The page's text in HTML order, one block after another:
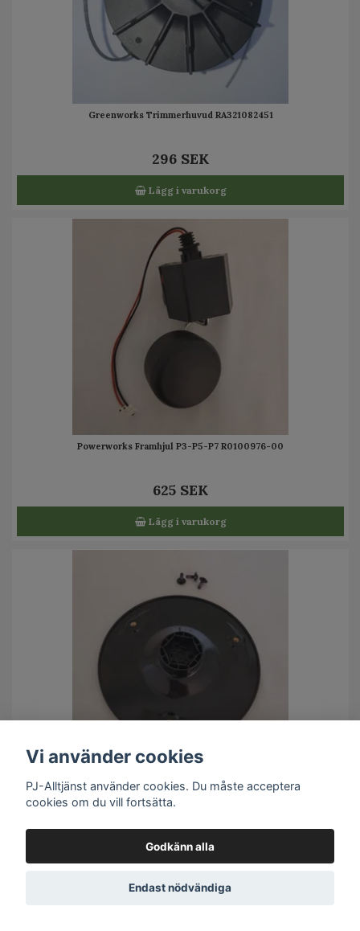
Greenworks Trimmerhuvud RA321082451
296 SEK
Lägg i varukorg
Powerworks Framhjul P3-P5-P7 R0100976-00
625 SEK
Lägg i varukorg
Powerworks, Greenworks & Cramer Knivdisk P3, P5, P7 R0101015-00
Lägg i varukorg
Vi använder cookies
PJ-Alltjänst använder cookies. Du måste acceptera
cookies om du vill fortsätta.
Godkänn alla
Endast nödvändiga